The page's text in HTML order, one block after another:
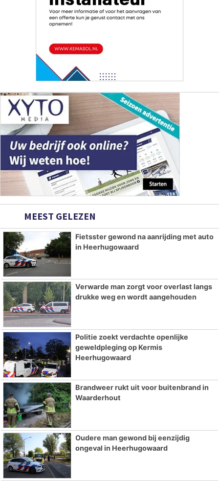
MEEST GELEZEN
Fietsster gewond na aanrijding met auto
in Heerhugowaard
Verwarde man zorgt voor overlast langs
drukke weg en wordt aangehouden
Politie zoekt verdachte openlijke
geweldpleging op Kermis
Heerhugowaard
Brandweer rukt uit voor buitenbrand in
Waarderhout
Oudere man gewond bij eenzijdig
ongeval in Heerhugowaard